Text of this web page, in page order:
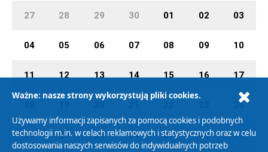
27 28 29 30 01 02 03
04 05 06 07 08 09 10
11 12 13 14 15 16 17
24
25 26 27 28 29 30 31
Ważne: nasze strony wykorzystują pliki cookies.
Używamy informacji zapisanych za pomocą cookies i podobnych
technologii m.in. w celach reklamowych i statystycznych oraz w celu
dostosowania naszych serwisów do indywidualnych potrzeb